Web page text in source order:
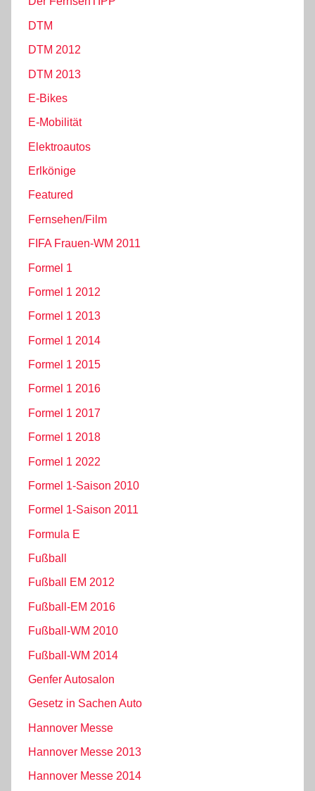
DTM
DTM 2012
DTM 2013
E-Bikes
E-Mobilität
Elektroautos
Erlkönige
Featured
Fernsehen/Film
FIFA Frauen-WM 2011
Formel 1
Formel 1 2012
Formel 1 2013
Formel 1 2014
Formel 1 2015
Formel 1 2016
Formel 1 2017
Formel 1 2018
Formel 1 2022
Formel 1-Saison 2010
Formel 1-Saison 2011
Formula E
Fußball
Fußball EM 2012
Fußball-EM 2016
Fußball-WM 2010
Fußball-WM 2014
Genfer Autosalon
Gesetz in Sachen Auto
Hannover Messe
Hannover Messe 2013
Hannover Messe 2014